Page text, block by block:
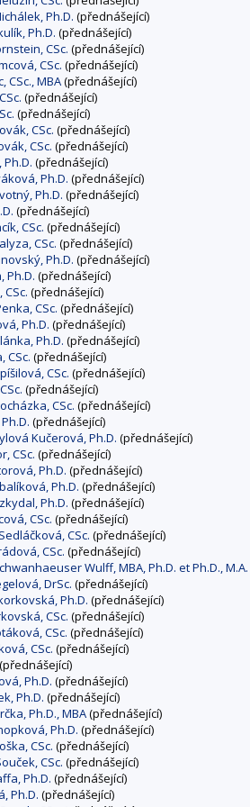
Ph.D. (přednášející)
Ph.D. (přednášející)
CSc. (přednášející)
CSc. (přednášející)
CSc., MBA(přednášející)
(přednášející)
(přednášející)
CSc. (přednášející)
CSc. (přednášející)
(přednášející)
Ph.D. (přednášející)
Ph.D. (přednášející)
(přednášející)
CSc. (přednášející)
CSc. (přednášející)
Ph.D. (přednášející)
Ph.D. (přednášející)
(přednášející)
CSc. (přednášející)
Ph.D. (přednášející)
Ph.D. (přednášející)
CSc. (přednášející)
CSc. (přednášející)
(přednášející)
CSc. (přednášející)
(přednášející)
Kučerová, Ph.D. (přednášející)
CSc. (přednášející)
Ph.D. (přednášející)
Ph.D. (přednášející)
Ph.D. (přednášející)
CSc. (přednášející)
CSc. (přednášející)
CSc. (přednášející)
Wulff, MBA, Ph.D. et Ph.D., M.A.
DrSc. (přednášející)
Ph.D. (přednášející)
CSc. (přednášející)
CSc. (přednášející)
CSc. (přednášející)
(přednášející)
Ph.D. (přednášející)
Ph.D. (přednášející)
Ph.D., MBA(přednášející)
Ph.D. (přednášející)
CSc. (přednášející)
CSc. (přednášející)
Ph.D. (přednášející)
Ph.D. (přednášející)